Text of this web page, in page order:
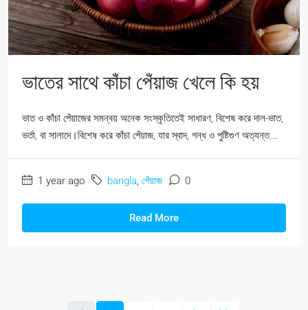
ভাতের সাথে কাঁচা পেঁয়াজ খেলে কি হয়
ভাত ও কাঁচা পেঁয়াজের সমন্বয় অনেক সংস্কৃতিতেই সাধারণ, বিশেষ করে দাল-ভাত,
ভর্তা, বা সালাদে।বিশেষ করে কাঁচা পেঁয়াজ, যার স্বাদ, গন্ধ ও পুষ্টিগুণ অত্যন্ত...
1 year ago bangla, পেঁয়াজ 0
Read More